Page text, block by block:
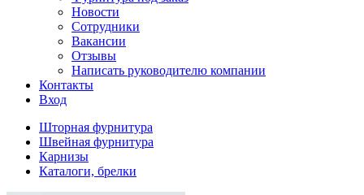
Новости
Сотрудники
Вакансии
Отзывы
Написать руководителю компании
Контакты
Вход
Шторная фурнитура
Швейная фурнитура
Карнизы
Каталоги, брелки